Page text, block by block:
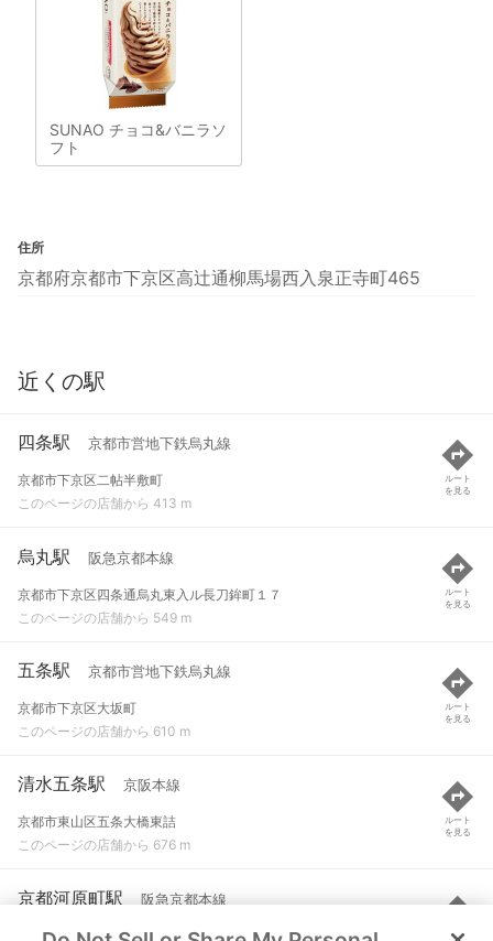
SUNAO チョコ&バニラソ
フト
住所
京都府京都市下京区高辻通柳馬場西入泉正寺町465
近くの駅
四条駅 京都市営地下鉄烏丸線
京都市下京区二帖半敷町
このページの店舗から 413 m
ルート
を見る
烏丸駅 阪急京都本線
京都市下京区四条通烏丸東入ル長刀鉾町１７
このページの店舗から 549 m
ルート
を見る
五条駅 京都市営地下鉄烏丸線
京都市下京区大坂町
このページの店舗から 610 m
ルート
を見る
清水五条駅 京阪本線
京都市東山区五条大橋東詰
このページの店舗から 676 m
ルート
を見る
京都河原町駅 阪急京都本線
京都市下京区四条通河原町西入ル真町５２
ルート